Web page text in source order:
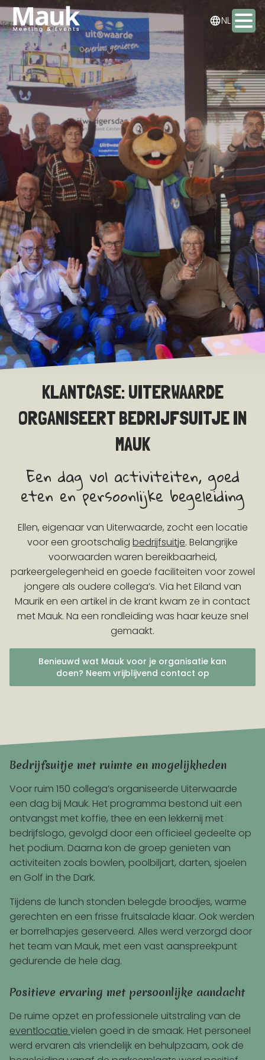
NL
DE
EN
Activiteiten
Arrangementen
Eten & drinken
Overnachten
Meeting & Events
Contact
KLANTCASE: UITERWAARDE
ORGANISEERT BEDRIJFSUITJE IN
MAUK
Een dag vol activiteiten, goed
eten en persoonlijke begeleiding
Ellen, eigenaar van Uiterwaarde, zocht een locatie
voor een grootschalig bedrijfsuitje. Belangrijke
voorwaarden waren bereikbaarheid,
parkeergelegenheid en goede faciliteiten voor zowel
jongere als oudere collega’s. Via het Eiland van
Maurik en een artikel in de krant kwam ze in contact
met Mauk. Na een rondleiding was haar keuze snel
gemaakt.
Benieuwd wat Mauk voor je organisatie kan
doen? Neem vrijblijvend contact op
Bedrijfsuitje met ruimte en mogelijkheden
Voor ruim 150 collega’s organiseerde Uiterwaarde
een dag bij Mauk. Het programma bestond uit een
ontvangst met koffie, thee en een lekkernij met
bedrijfslogo, gevolgd door een officieel gedeelte op
het podium. Daarna kon de groep genieten van
activiteiten zoals bowlen, poolbiljart, darten, sjoelen
en Golf in the Dark.
Tijdens de lunch stonden belegde broodjes, warme
gerechten en een frisse fruitsalade klaar. Ook werden
er borrelhapjes geserveerd. Alles werd verzorgd door
het team van Mauk, met een vast aanspreekpunt
gedurende de hele dag.
Positieve ervaring met persoonlijke aandacht
De ruime opzet en professionele uitstraling van de
eventlocatie vielen goed in de smaak. Het personeel
werd ervaren als vriendelijk en behulpzaam, ook de